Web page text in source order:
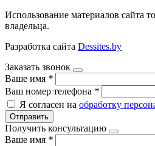
Использование материалов сайта
владельца.
Разработка сайта Dessites.by
Заказать звонок
Ваше имя *
Ваш номер телефона *
Я согласен на обработку
Отправить
Получить консультацию
Ваше имя *